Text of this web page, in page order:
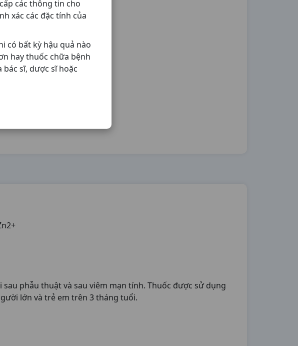
các thông tin cho
xác các đặc tính của
có bất kỳ hậu quả nào
hay thuốc chữa bệnh
sĩ, dược sĩ hoặc
phẫu thuật và sau viêm mạn tính. Thuốc được sử dụng
lớn và trẻ em trên 3 tháng tuổi.